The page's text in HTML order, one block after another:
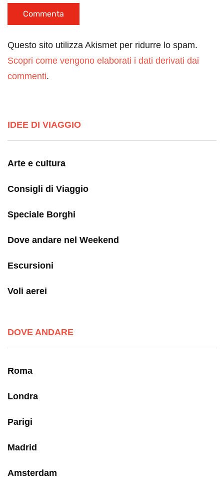
Questo sito utilizza Akismet per ridurre lo spam.
Scopri come vengono elaborati i dati derivati dai
commenti.
IDEE DI VIAGGIO
Arte e cultura
Consigli di Viaggio
Speciale Borghi
Dove andare nel Weekend
Escursioni
Voli aerei
DOVE ANDARE
Roma
Londra
Parigi
Madrid
Amsterdam